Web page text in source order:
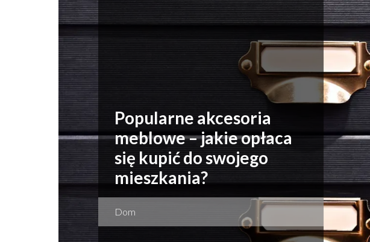
Popularne akcesoria
meblowe – jakie opłaca
się kupić do swojego
mieszkania?
Dom